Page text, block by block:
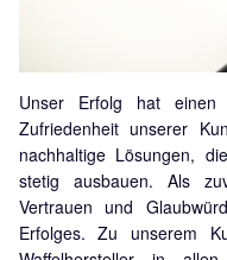
Unser Erfolg hat einen
Zufriedenheit unserer
nachhaltige Lösungen,
stetig ausbauen. Als
Vertrauen und
Erfolges. Zu unserem